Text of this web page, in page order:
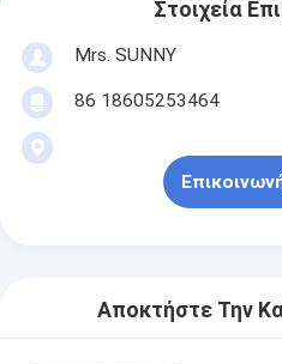
Στοιχεία
Mrs. SUNNY
86 18605253464
Αποκτήστε Την